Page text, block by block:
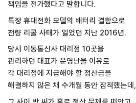
책임을 전가했다고 말합니다.
특정 휴대전화 모델의 배터리 결함으로
전량 리콜 사태가 일었던 지난 2016년.
당시 이동통신사 대리점 10곳을
관리하던 대표가 운영난을 이유로
각 대리점에 지급해야 할 정산금을
해결하지 않은 채 수개월 동안 잠적했는데,